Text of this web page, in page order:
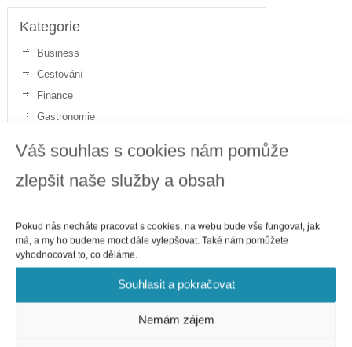
Váš souhlas s cookies nám pomůže
zlepšit naše služby a obsah
Pokud nás necháte pracovat s cookies, na webu bude vše fungovat, jak
má, a my ho budeme moct dále vylepšovat. Také nám pomůžete
vyhodnocovat to, co děláme.
Souhlasit a pokračovat
Nemám zájem
Kategorie
Business
Cestování
Finance
Gastronomie
Telefony
Politika
Zdraví